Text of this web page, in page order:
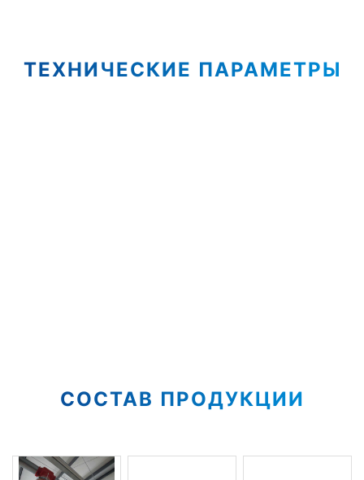
ТЕХНИЧЕСКИЕ ПАРАМЕТРЫ
СОСТАВ ПРОДУКЦИИ